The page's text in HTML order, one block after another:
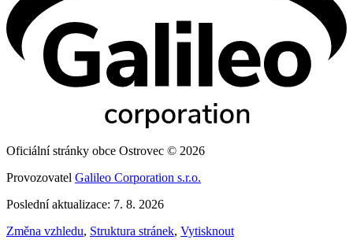
Oficiální stránky obce Ostrovec © 2026
Provozovatel Galileo Corporation s.r.o.
Poslední aktualizace: 7. 8. 2026
Změna vzhledu, Struktura stránek, Vytisknout